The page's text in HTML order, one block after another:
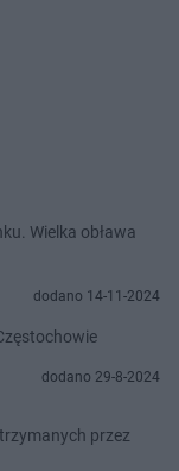
Wielka obława
dodano 14-11-2024
dodano 29-8-2024
przez